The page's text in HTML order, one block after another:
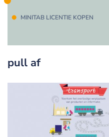
MINITAB LICENTIE KOPEN
pull af